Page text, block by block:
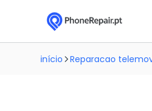
início Reparacao